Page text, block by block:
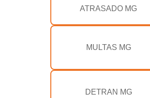
ATRASADO MG
MULTAS MG
DETRAN MG